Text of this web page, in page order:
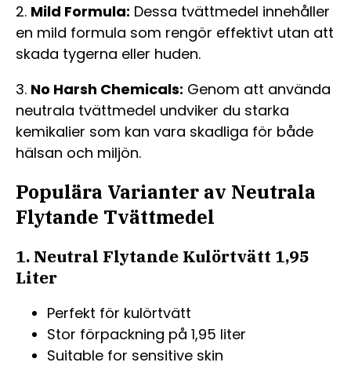
2. Mild Formula: Dessa tvättmedel innehåller
en mild formula som rengör effektivt utan att
skada tygerna eller huden.
3. No Harsh Chemicals: Genom att använda
neutrala tvättmedel undviker du starka
kemikalier som kan vara skadliga för både
hälsan och miljön.
Populära Varianter av Neutrala
Flytande Tvättmedel
1. Neutral Flytande Kulörtvätt 1,95
Liter
Perfekt för kulörtvätt
Stor förpackning på 1,95 liter
Suitable for sensitive skin